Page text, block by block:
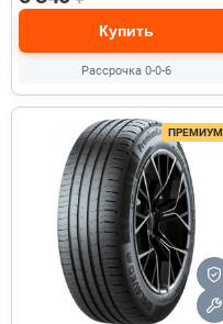
Купить
Рассрочка 0-0-6
ПРЕМИУМ